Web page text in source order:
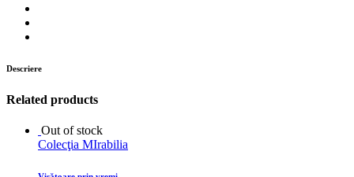
Descriere
Related products
Out of stock
Colecţia MIrabilia